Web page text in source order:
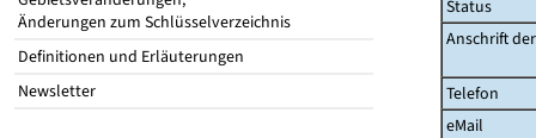
Änderungen zum Schlüsselverzeichnis
Definitionen und Erläuterungen
Newsletter
Status
Anschrift
Telefon
eMail